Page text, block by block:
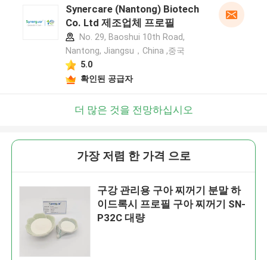
Synercare (Nantong) Biotech
Co. Ltd 제조업체 프로필
No. 29, Baoshui 10th Road,
Nantong, Jiangsu，China ,중국
5.0
확인된 공급자
더 많은 것을 전망하십시오
가장 저렴 한 가격 으로
구강 관리용 구아 찌꺼기 분말 하
이드록시 프로필 구아 찌꺼기 SN-
P32C 대량